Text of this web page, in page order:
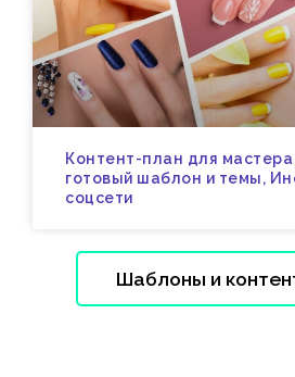
Контент-план для
готовый шаблон и темы,
соцсети
Шаблоны и